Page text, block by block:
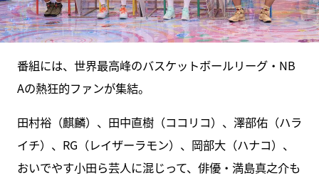
番組には、世界最高峰のバスケットボールリーグ・NB
Aの熱狂的ファンが集結。
田村裕（麒麟）、田中直樹（ココリコ）、澤部佑（ハラ
イチ）、RG（レイザーラモン）、岡部大（ハナコ）、
おいでやす小田ら芸人に混じって、俳優・満島真之介も